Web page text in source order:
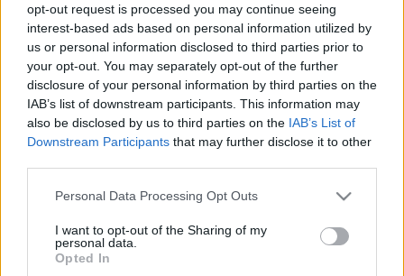
opt-out request is processed you may continue seeing
interest-based ads based on personal information utilized by
us or personal information disclosed to third parties prior to
your opt-out. You may separately opt-out of the further
disclosure of your personal information by third parties on the
IAB’s list of downstream participants. This information may
also be disclosed by us to third parties on the IAB’s List of
Downstream Participants that may further disclose it to other
Please note that this website/app uses one or more Google
not limited to your visit or usage behaviour. You may click to
grant or deny consent to Google and its third-party tags to
use your data for below specified purposes in below Google
Personal Data Processing Opt Outs
I want to opt-out of the Sharing of my
personal data.
Opted In